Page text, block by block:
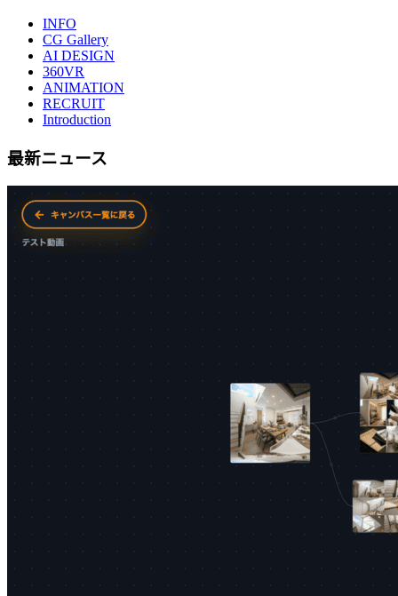
INFO
CG Gallery
AI DESIGN
360VR
ANIMATION
RECRUIT
Introduction
最新ニュース